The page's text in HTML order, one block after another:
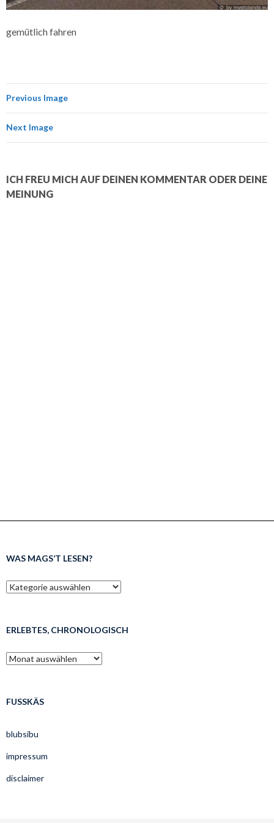
gemütlich fahren
Previous Image
Next Image
ICH FREU MICH AUF DEINEN KOMMENTAR ODER DEINE
MEINUNG
WAS MAGS’T LESEN?
was
mags’t
ERLEBTES, CHRONOLOGISCH
erlebtes,
chronologisch
FUSSKÄS
blubsibu
impressum
disclaimer